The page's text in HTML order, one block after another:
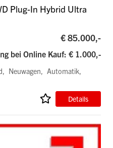
Plug-In Hybrid Ultra
€ 85.000,-
bei Online Kauf: € 1.000,-
Neuwagen
Automatik
Details